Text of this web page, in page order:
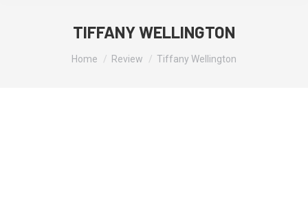
TIFFANY WELLINGTON
Home Review Tiffany Wellington